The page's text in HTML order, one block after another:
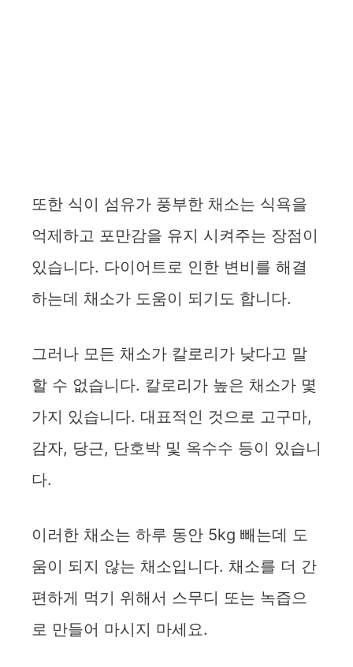
또한 식이 섬유가 풍부한 채소는 식욕을
억제하고 포만감을 유지 시켜주는 장점이
있습니다. 다이어트로 인한 변비를 해결
하는데 채소가 도움이 되기도 합니다.
그러나 모든 채소가 칼로리가 낮다고 말
할 수 없습니다. 칼로리가 높은 채소가 몇
가지 있습니다. 대표적인 것으로 고구마,
감자, 당근, 단호박 및 옥수수 등이 있습니
다.
이러한 채소는 하루 동안 5kg 빼는데 도
움이 되지 않는 채소입니다. 채소를 더 간
편하게 먹기 위해서 스무디 또는 녹즙으
로 만들어 마시지 마세요.